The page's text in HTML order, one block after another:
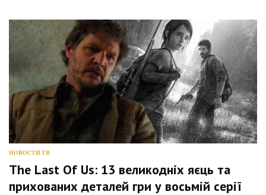
НОВОСТИ ТВ
The Last Of Us: 13 великодніх яєць та
прихованих деталей гри у восьмій серії